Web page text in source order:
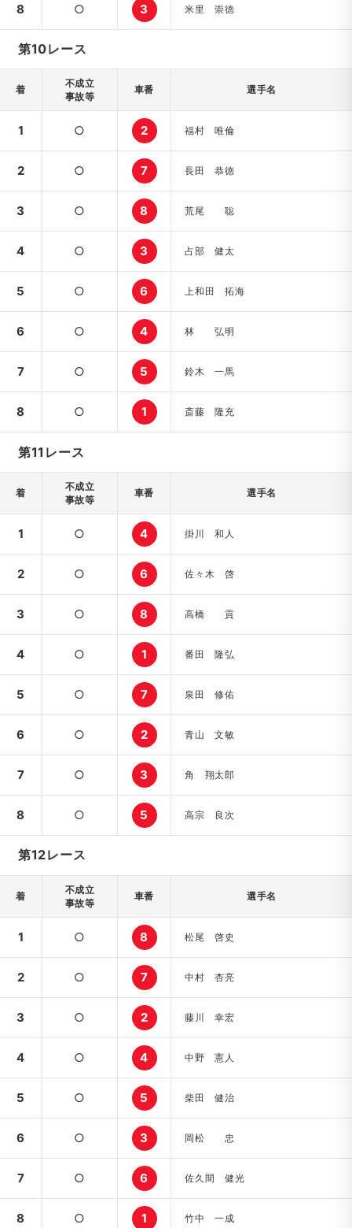
8 ○ 3 米里 崇徳
第10レース
着
不成立
事故等
車番 選手名
1 ○ 2 福村 唯倫
2 ○ 7 長田 恭徳
3 ○ 8 荒尾 聡
4 ○ 3 占部 健太
5 ○ 6 上和田 拓海
6 ○ 4 林 弘明
7 ○ 5 鈴木 一馬
8 ○ 1 斎藤 隆充
第11レース
着
不成立
事故等
車番 選手名
1 ○ 4 掛川 和人
2 ○ 6 佐々木 啓
3 ○ 8 高橋 貢
4 ○ 1 番田 隆弘
5 ○ 7 泉田 修佑
6 ○ 2 青山 文敏
7 ○ 3 角 翔太郎
8 ○ 5 高宗 良次
第12レース
着
不成立
事故等
車番 選手名
1 ○ 8 松尾 啓史
2 ○ 7 中村 杏亮
3 ○ 2 藤川 幸宏
4 ○ 4 中野 憲人
5 ○ 5 柴田 健治
6 ○ 3 岡松 忠
7 ○ 6 佐久間 健光
8 ○ 1 竹中 一成